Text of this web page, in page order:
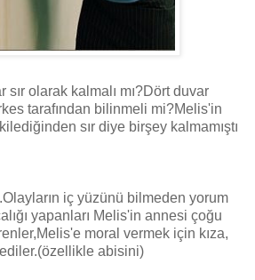
olarak kalmalı mı?Dört duvar
tarafından bilinmeli mi?Melis'in
sır diye birşey kalmamıştı
iç yüzünü bilmeden yorum
yapanları Melis'in annesi çoğu
moral vermek için kıza,
abisini)